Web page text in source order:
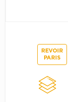
REVOIR
PARIS